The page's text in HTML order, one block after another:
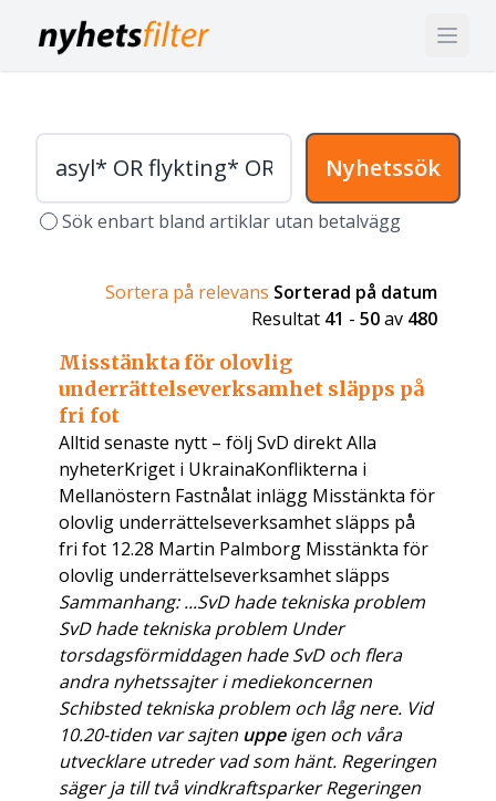
Nyhetssök
Sök enbart bland artiklar utan betalvägg
Sortera på relevans Sorterad på datum
Resultat 41 - 50av 480
Misstänkta för olovlig
underrättelseverksamhet släpps på
fri fot
Alltid senaste nytt – följ SvD direkt Alla
nyheterKriget i UkrainaKonflikterna i
Mellanöstern Fastnålat inlägg Misstänkta för
olovlig underrättelseverksamhet släpps på
fri fot 12.28 Martin Palmborg Misstänkta för
olovlig underrättelseverksamhet släpps
Sammanhang: ...SvD hade tekniska problem
SvD hade tekniska problem Under
torsdagsförmiddagen hade SvD och flera
andra nyhetssajter i mediekoncernen
Schibsted tekniska problem och låg nere. Vid
10.20-tiden var sajten uppeigen och våra
utvecklare utreder vad som hänt. Regeringen
säger ja till två vindkraftsparker Regeringen